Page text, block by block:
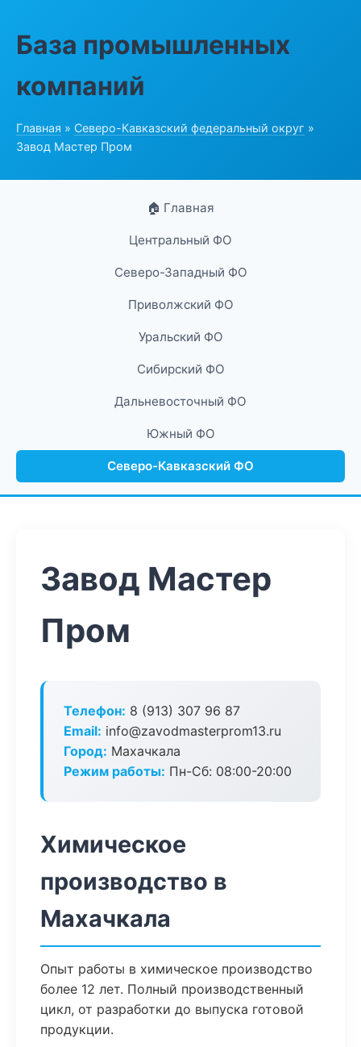
База промышленных
компаний
Главная » Северо-Кавказский федеральный округ »
Завод Мастер Пром
🏠 Главная
Центральный ФО
Северо-Западный ФО
Приволжский ФО
Уральский ФО
Сибирский ФО
Дальневосточный ФО
Южный ФО
Северо-Кавказский ФО
Завод Мастер
Пром
Телефон: 8 (913) 307 96 87
Email: info@zavodmasterprom13.ru
Город: Махачкала
Режим работы: Пн-Сб: 08:00-20:00
Химическое
производство в
Махачкала
Опыт работы в химическое производство
более 12 лет. Полный производственный
цикл, от разработки до выпуска готовой
продукции.